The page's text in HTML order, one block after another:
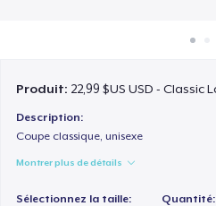
Produit: 22,99 $US USD - Classic
Description:
Coupe classique, unisexe
Montrer plus de détails
Sélectionnez la taille: Quantité: